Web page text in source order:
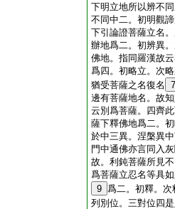
下明立地所以辨不
不同中二。初明觀
下引論證菩薩立名
辦地爲二。初辨異
佛地。指同羅漢故
爲四。初略立。次
猶受菩薩之名復名
7
邊有菩薩地名。故
云別爲菩薩。四齊
薩下釋佛地爲二。
於中三異。涅槃異
門中通佛亦言同入
故。利鈍菩薩所見
爲菩薩立忍名等具
9 爲二。初釋。
列別位。三對位四